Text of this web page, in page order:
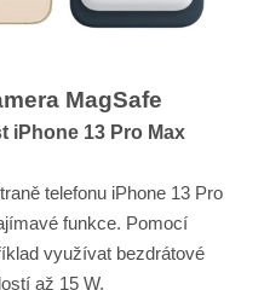
MagSafe
iPhone 13 Pro Max
telefonu iPhone 13 Pro
funkce. Pomocí
využívat bezdrátové
až 15 W.